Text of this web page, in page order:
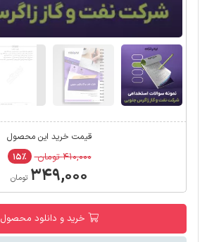
قیمت خرید این محصول
۴۱۰,۰۰۰ تومان ۱۵٪
۳۴۹,۰۰۰ تومان
خرید و دانلود محصول